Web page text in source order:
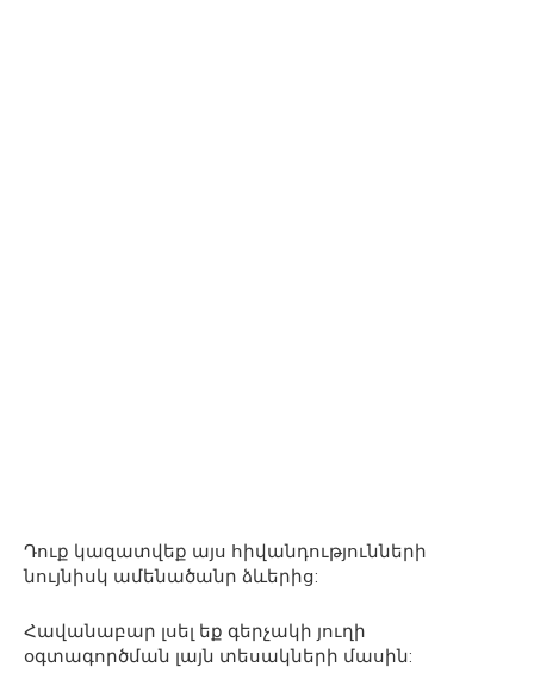
Դուք կազատվեք այս հիվանդությունների
նույնիսկ ամենածանր ձևերից:
Հավանաբար լսել եք գերչակի յուղի
օգտագործման լայն տեսակների մասին: